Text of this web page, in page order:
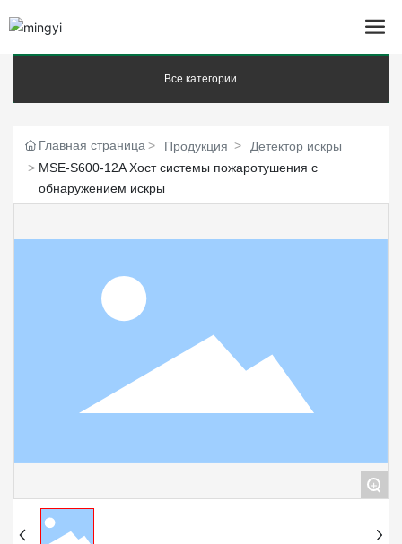
Все категории
Главная страница Продукция
Детектор искры
MSE-S600-12A Хост системы пожаротушения с
обнаружением искры
+